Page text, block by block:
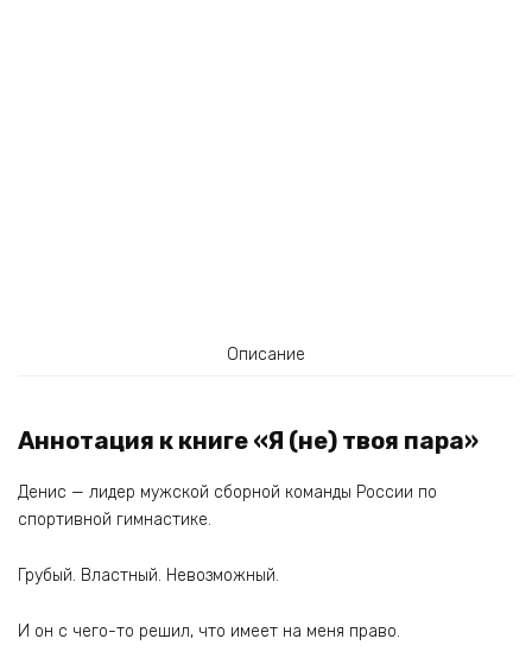
Описание
Аннотация к книге «Я (не) твоя пара»
Денис — лидер мужской сборной команды России по
спортивной гимнастике.
Грубый. Властный. Невозможный.
И он с чего-то решил, что имеет на меня право.